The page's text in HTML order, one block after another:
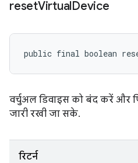
resetVirtualDevice
public final boolean
वर्चुअल डिवाइस को बंद करें और
जारी रखी जा सके.
रिटर्न